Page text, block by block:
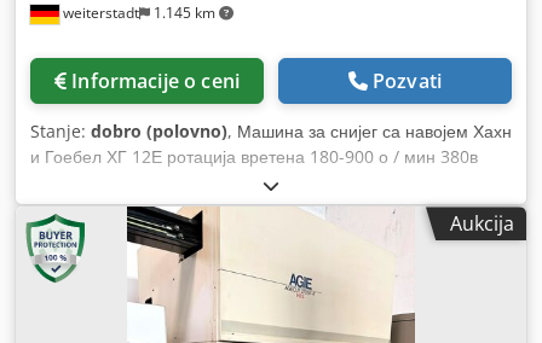
weiterstadt 1.145 km
Informacije o ceni Pozvati
Stanje: dobro (polovno), Машина за снијег са навојем Хахн
и Гоебел ХГ 12Е ротација вретена 180-900 о / мин 380в
МасцхНр.1917 / 16 М4-М65 Dcjdpod Rkbrsfx Akuek
Aukcija